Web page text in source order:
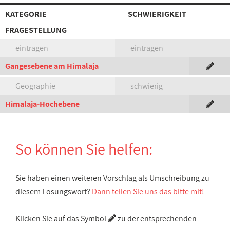
KATEGORIE
SCHWIERIGKEIT
FRAGESTELLUNG
eintragen
eintragen
Gangesebene am Himalaja
Geographie
schwierig
Himalaja-Hochebene
So können Sie helfen:
Sie haben einen weiteren Vorschlag als Umschreibung zu
diesem Lösungswort? Dann teilen Sie uns das bitte mit!
Klicken Sie auf das Symbol
zu der entsprechenden